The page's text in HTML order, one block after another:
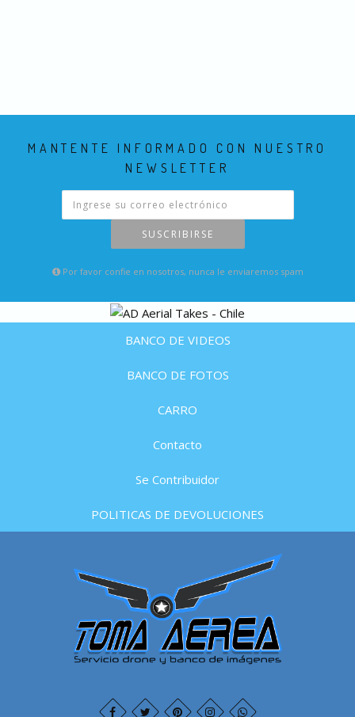
MANTENTE INFORMADO CON NUESTRO
NEWSLETTER
SUSCRIBIRSE
Por favor confie en nosotros, nunca le enviaremos spam
BANCO DE VIDEOS
BANCO DE FOTOS
CARRO
Contacto
Se Contribuidor
POLITICAS DE DEVOLUCIONES